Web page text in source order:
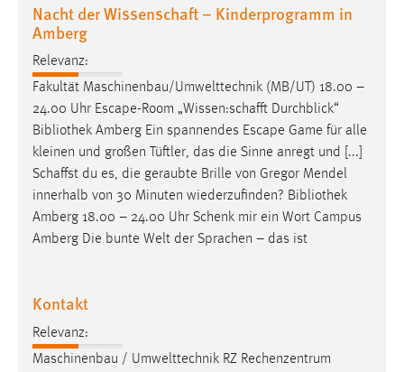
Nacht der Wissenschaft – Kinderprogramm in
Amberg
Relevanz:
Fakultät Maschinenbau/Umwelttechnik (MB/UT) 18.00 –
24.00 Uhr Escape-Room „Wissen:schafft Durchblick“
Bibliothek Amberg Ein spannendes Escape Game für alle
kleinen und großen Tüftler, das die Sinne anregt und [...]
Schaffst du es, die geraubte Brille von Gregor Mendel
innerhalb von 30 Minuten wiederzufinden? Bibliothek
Amberg 18.00 – 24.00 Uhr Schenk mir ein Wort Campus
Amberg Die bunte Welt der Sprachen – das ist
Kontakt
Relevanz:
Maschinenbau / Umwelttechnik RZ Rechenzentrum
Cookie Laufzeit:
30 Tage
Chat
Name:
chat-frame-style-5e9dbeb1811c0446
Zweck:
Wird benötigt um die Chatfunktion nutzen zu können.
Cookie Laufzeit:
Jahre, MIBEW_UserID = 1 Jahr
Login